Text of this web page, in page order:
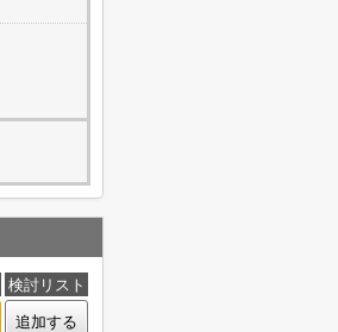
検討リスト
追加する